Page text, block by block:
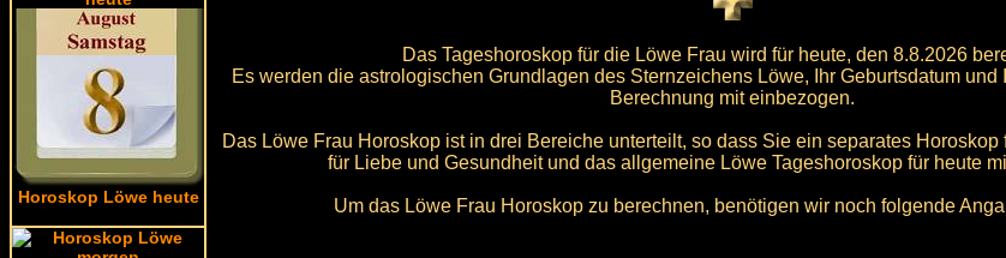
Horoskop Löwe heute
Das Tageshoroskop für die Löwe Frau wird für heute, den 8.8.2026
Es werden die astrologischen Grundlagen des Sternzeichens Löwe, Ihr Geburtsdatum
Berechnung mit einbezogen.
Das Löwe Frau Horoskop ist in drei Bereiche unterteilt, so dass Sie ein separates Horoskop
für Liebe und Gesundheit und das allgemeine Löwe Tageshoroskop für heute
Um das Löwe Frau Horoskop zu berechnen, benötigen wir noch folgende